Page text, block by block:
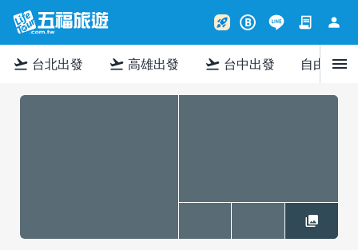
rocket_launch B contract person
flight_takeoff 台北出發 flight_takeoff 高雄出發 flight_takeoff 台中出發 自由行menu